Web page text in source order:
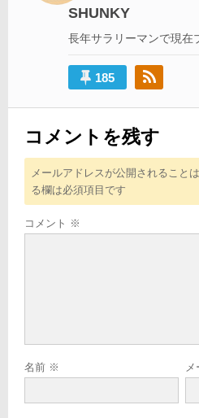
SHUNKY
長年サラリーマンで現在
185
コメントを残す
メールアドレスが公開されること
る欄は必須項目です
コメント ※
名前 ※